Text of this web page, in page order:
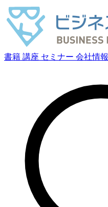
書籍 講座 セミナー 会社情報